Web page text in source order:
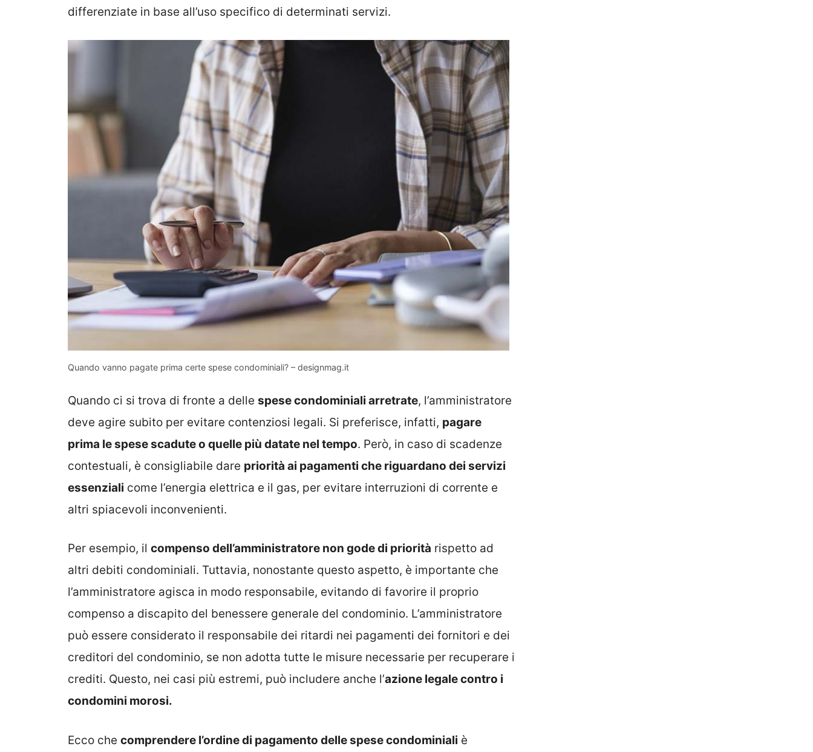
differenziate in base all’uso specifico di determinati servizi.
Quando vanno pagate prima certe spese condominiali? – designmag.it
Quando ci si trova di fronte a delle spese condominiali arretrate, l’amministratore
deve agire subito per evitare contenziosi legali. Si preferisce, infatti, pagare
prima le spese scadute o quelle più datate nel tempo. Però, in caso di scadenze
contestuali, è consigliabile dare priorità ai pagamenti che riguardano dei servizi
essenziali come l’energia elettrica e il gas, per evitare interruzioni di corrente e
altri spiacevoli inconvenienti.
Per esempio, il compenso dell’amministratore non gode di priorità rispetto ad
altri debiti condominiali. Tuttavia, nonostante questo aspetto, è importante che
l’amministratore agisca in modo responsabile, evitando di favorire il proprio
compenso a discapito del benessere generale del condominio. L’amministratore
può essere considerato il responsabile dei ritardi nei pagamenti dei fornitori e dei
creditori del condominio, se non adotta tutte le misure necessarie per recuperare i
crediti. Questo, nei casi più estremi, può includere anche l’azione legale contro i
condomini morosi.
Ecco che comprendere l’ordine di pagamento delle spese condominiali è